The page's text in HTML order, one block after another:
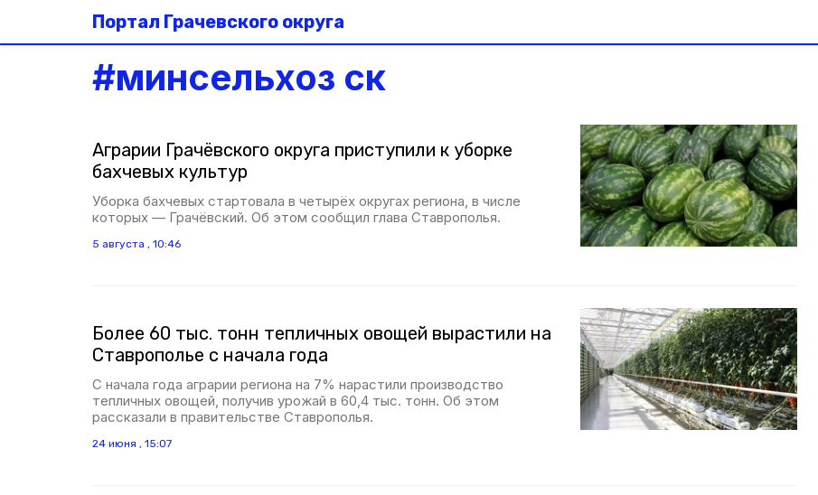
Портал Грачевского округа
#минсельхоз ск
Аграрии Грачёвского округа приступили к уборке
бахчевых культур
Уборка бахчевых стартовала в четырёх округах региона, в числе
которых — Грачёвский. Об этом сообщил глава Ставрополья.
5 августа , 10:46
Более 60 тыс. тонн тепличных овощей вырастили на
Ставрополье с начала года
С начала года аграрии региона на 7% нарастили производство
тепличных овощей, получив урожай в 60,4 тыс. тонн. Об этом
рассказали в правительстве Ставрополья.
24 июня , 15:07